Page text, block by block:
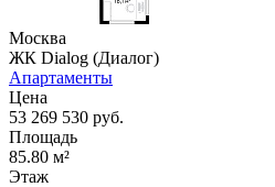
Москва
ЖК Dialog (Диалог)
Апартаменты
Цена
53 269 530 руб.
Площадь
85.80 м²
Этаж